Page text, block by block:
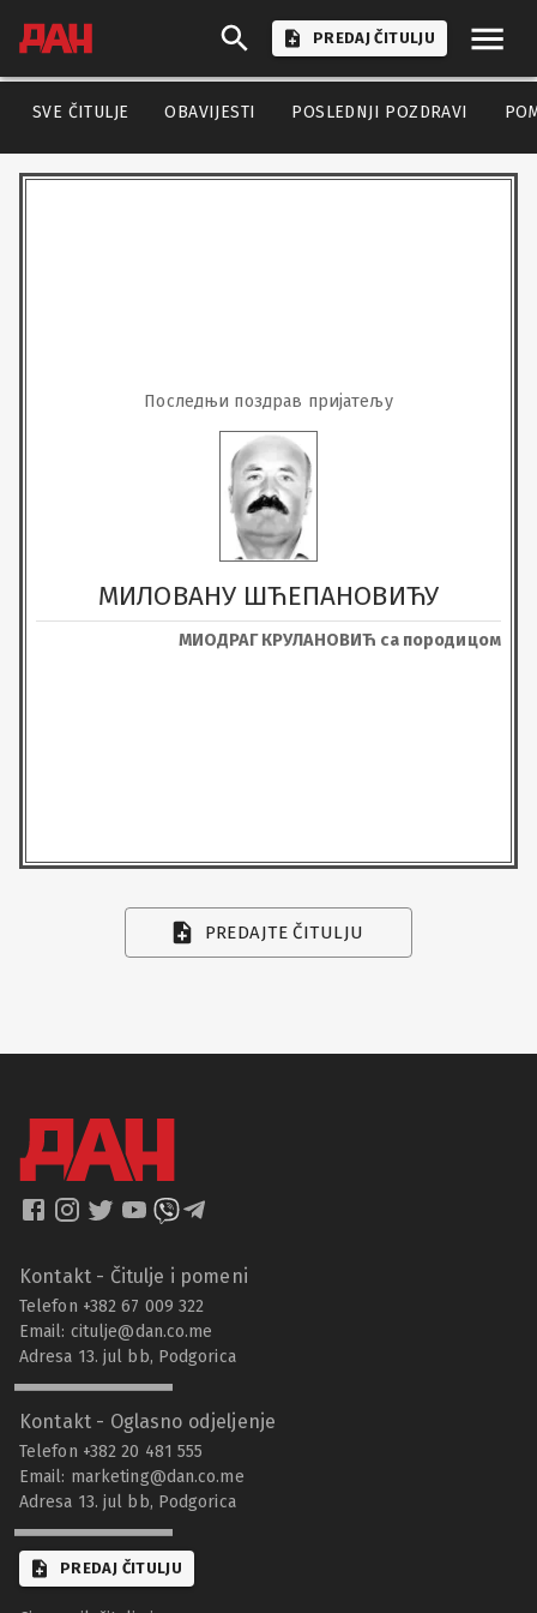
PREDAJ ČITULJU
SVE ČITULJE OBAVIJESTI POSLEDNJI POZDRAVI
Последњи поздрав пријатељу
МИЛОВАНУ ШЋЕПАНОВИЋУ
МИОДРАГ КРУЛАНОВИЋ са породицом
PREDAJTE ČITULJU
Kontakt - Čitulje i pomeni
Telefon +382 67 009 322
Email: citulje@dan.co.me
Adresa 13. jul bb, Podgorica
Kontakt - Oglasno odjeljenje
Telefon +382 20 481 555
Email: marketing@dan.co.me
Adresa 13. jul bb, Podgorica
PREDAJ ČITULJU